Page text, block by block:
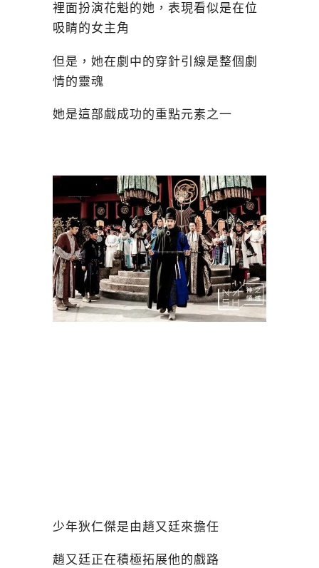
裡面扮演花魁的她，表現看似是在位
吸睛的女主角
但是，她在劇中的穿針引線是整個劇
情的靈魂
她是這部戲成功的重點元素之一
少年狄仁傑是由趙又廷來擔任
趙又廷正在積極拓展他的戲路